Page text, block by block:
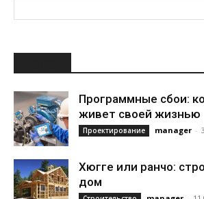
Программные сбои:
живет своей жизнью
Проектирование manager -
Хюгге или ранчо:
дом